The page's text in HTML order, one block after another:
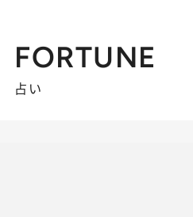
FORTUNE
占い